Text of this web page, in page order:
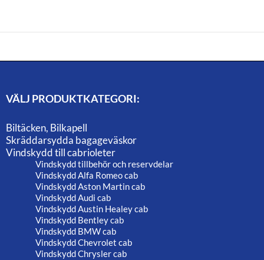
VÄLJ PRODUKTKATEGORI:
Biltäcken, Bilkapell
Skräddarsydda bagageväskor
Vindskydd till cabrioleter
Vindskydd tillbehör och reservdelar
Vindskydd Alfa Romeo cab
Vindskydd Aston Martin cab
Vindskydd Audi cab
Vindskydd Austin Healey cab
Vindskydd Bentley cab
Vindskydd BMW cab
Vindskydd Chevrolet cab
Vindskydd Chrysler cab